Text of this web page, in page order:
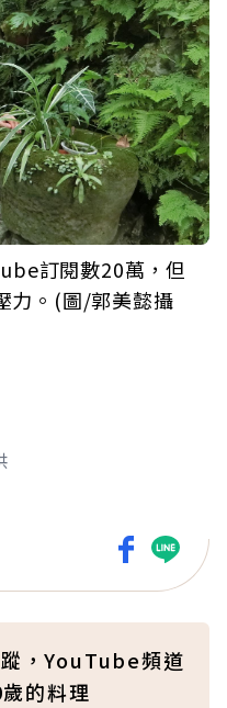
訂閱數20萬，但
力。(圖/郭美懿攝
，YouTube頻道
的料理